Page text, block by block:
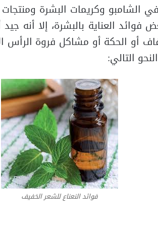
الشامبو وكريمات البشرة
فوائد العناية بالبشرة، إلا أنه
أو الحكة أو مشاكل فروة
التالي:
فوائد النعناع للشعر الخفيف